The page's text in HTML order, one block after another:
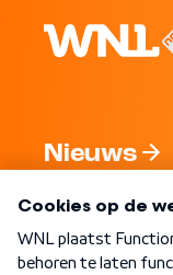
Nieuws